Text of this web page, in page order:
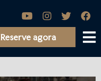
Reserve agora